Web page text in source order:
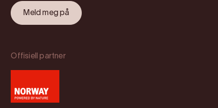
Offisiell partner